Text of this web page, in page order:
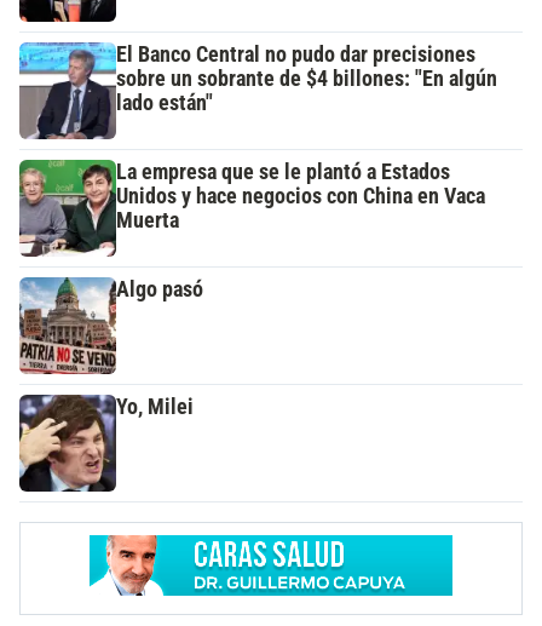
El Banco Central no pudo dar precisiones
sobre un sobrante de $4 billones: "En algún
lado están"
La empresa que se le plantó a Estados
Unidos y hace negocios con China en Vaca
Muerta
Algo pasó
Yo, Milei